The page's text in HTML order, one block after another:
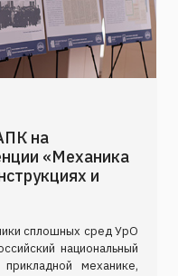
на
«Механика
и
сплошных сред УрО
национальный
механике,